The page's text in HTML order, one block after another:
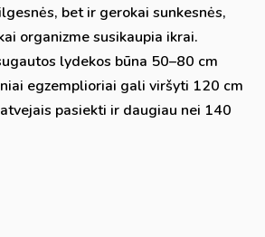
bet ir gerokai sunkesnės,
organizme susikaupia ikrai.
lydekos būna 50–80 cm
egzemplioriai gali viršyti 120 cm
pasiekti ir daugiau nei 140